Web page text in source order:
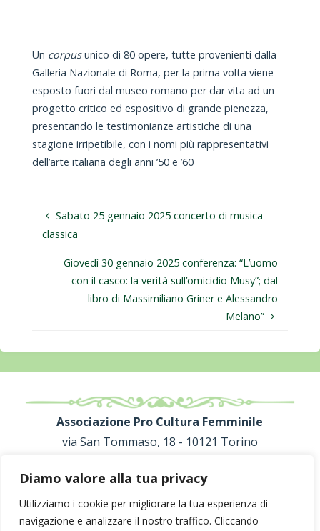
Diamo valore alla tua privacy
Utilizziamo i cookie per migliorare la tua esperienza di
navigazione e analizzare il nostro traffico. Cliccando
Un corpusunico di 80 opere, tutte provenienti dalla
Galleria Nazionale di Roma, per la prima volta viene
esposto fuori dal museo romano per dar vita ad un
progetto critico ed espositivo di grande pienezza,
presentando le testimonianze artistiche di una
stagione irripetibile, con i nomi più rappresentativi
dell’arte italiana degli anni ’50 e ’60
Sabato 25 gennaio 2025 concerto di musica
classica
Giovedì 30 gennaio 2025 conferenza: “L’uomo
con il casco: la verità sull’omicidio Musy”; dal
libro di Massimiliano Griner e Alessandro
Melano”
Associazione Pro Cultura Femminile
via San Tommaso, 18 - 10121 Torino
proculturafemminile@gmail.com